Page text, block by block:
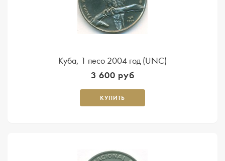
Куба, 1 песо 2004 год (UNC)
3 600 руб
КУПИТЬ